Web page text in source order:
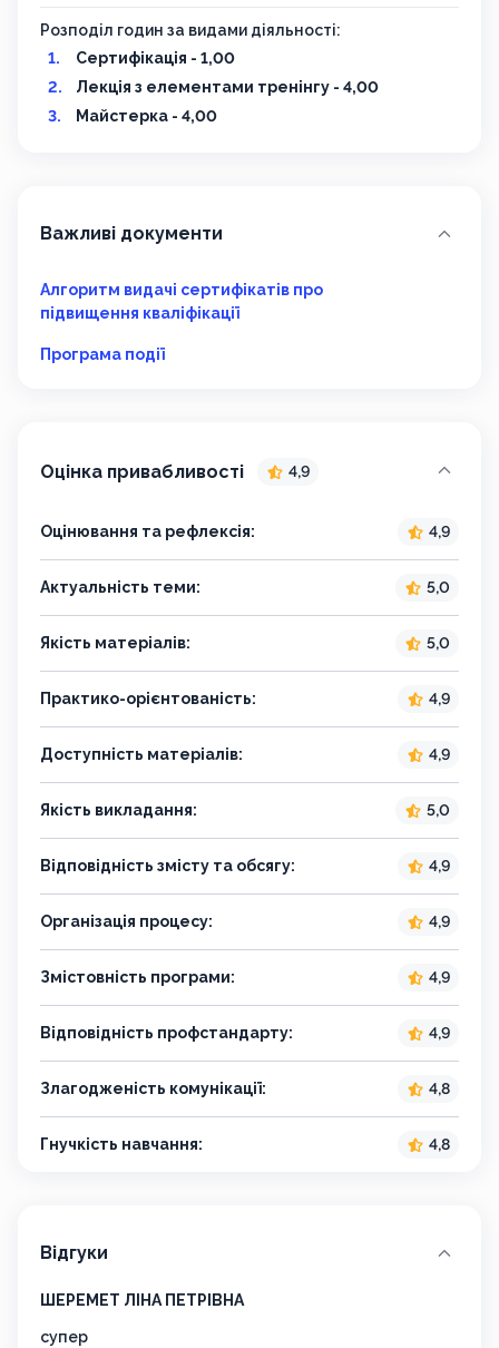
Розподіл годин за видами діяльності:
Сертифікація - 1,00
Лекція з елементами тренінгу - 4,00
Майстерка - 4,00
Важливі документи
Алгоритм видачі сертифікатів про
підвищення кваліфікації
Програма події
Оцінка привабливості 4,9
Оцінювання та рефлексія: 4,9
Актуальність теми: 5,0
Якість матеріалів: 5,0
Практико-орієнтованість: 4,9
Доступність матеріалів: 4,9
Якість викладання: 5,0
Відповідність змісту та обсягу: 4,9
Організація процесу: 4,9
Змістовність програми: 4,9
Відповідність профстандарту: 4,9
Злагодженість комунікації: 4,8
Гнучкість навчання: 4,8
Відгуки
ШЕРЕМЕТ ЛІНА ПЕТРІВНА
супер